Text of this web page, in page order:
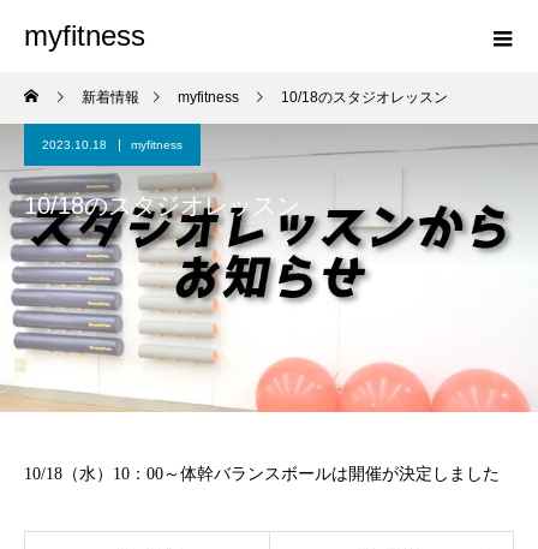
myfitness
新着情報 myfitness 10/18のスタジオレッスン
2023.10.18 myfitness
10/18のスタジオレッスン
10/18（水）10：00～体幹バランスボールは開催が決定しました